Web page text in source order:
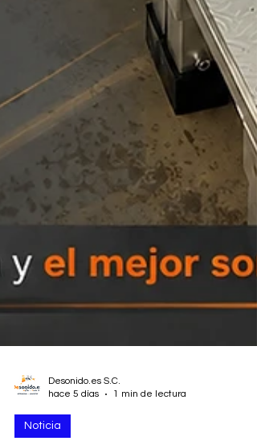
hace 5 días